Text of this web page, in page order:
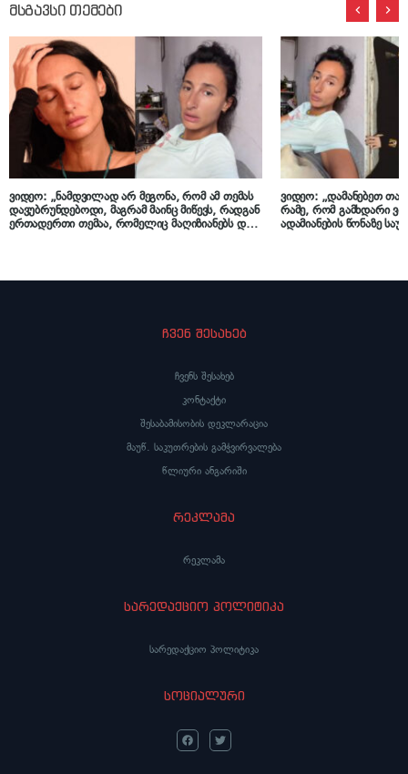
მსგავსი თემები
ვიდეო: „ნამდვილად არ მეგონა, რომ ამ თემას
დავუბრუნდებოდი, მაგრამ მაინც მიწევს, რადგან
ერთადერთი თემაა, რომელიც მაღიზიანებს და
ვიდეო: „დამანებეთ
რამე, რომ გამხდარი
ადამიანების წონაზე
ჩვენ შესახებ
ჩვენს შესახებ
კონტაქტი
შესაბამისობის დეკლარაცია
მაუწ. საკუთრების გამჭვირვალება
წლიური ანგარიში
რეკლამა
რეკლამა
სარედაქციო პოლიტიკა
სარედაქციო პოლიტიკა
სოციალური